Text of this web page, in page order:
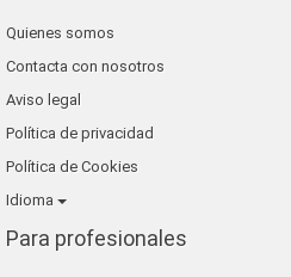
gilmar
alfa su nuevo hogar
grup 90
Quienes somos
Contacta con nosotros
Aviso legal
Política de privacidad
Política de Cookies
Idioma
Para profesionales